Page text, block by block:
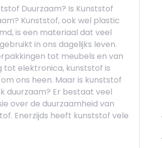
Duurzaam? Is Kunststof
Kunststof, ook wel plastic
is een materiaal dat veel
in ons dagelijks leven.
tot meubels en van
tot elektronica, kunststof is
ons heen. Maar is kunststof
duurzaam? Er bestaat veel
over de duurzaamheid van
Enerzijds heeft kunststof vele